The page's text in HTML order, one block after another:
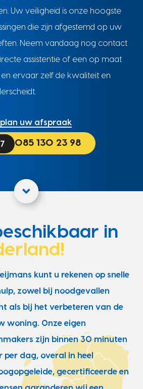
Uw veiligheid is onze hoogste
die zijn afgestemd op uw
Neem vandaag nog contact
assistentie of een op maat
ervaar zelf de kwaliteit en
plan uw afspraak
085 130 23 98
in
kunt u rekenen op snelle
zowel bij noodgevallen
als bij het verbeteren van de
woning. Onze eigen
zijn binnen 30 minuten
per dag, overal in heel
gecertificeerde en